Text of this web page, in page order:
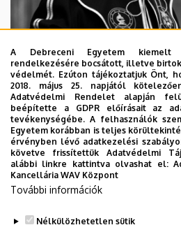
2026. augusztus 5.
Díszdoktorát
Egyetem
INTÉZMÉNYI TTK TUDOMÁNY
A Debreceni Egyetem kiemelt
rendelkezésére bocsátott, illetve
védelmét. Ezúton tájékoztatjuk Önt,
2018. május 25. napjától
Adatvédelmi Rendelet alapján
beépítette a GDPR előírásait az
tevékenységébe. A felhasználók
Egyetem korábban is teljes
érvényben lévő adatkezelési
követve frissítettük Adatvédelmi
alábbi linkre kattintva olvashat el:
Kancellária WAV Központ
További információk
Nélkülözhetetlen sütik